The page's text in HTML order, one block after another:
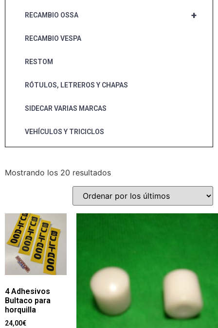
+
RECAMBIO OSSA
RECAMBIO VESPA
RESTOM
RÓTULOS, LETREROS Y CHAPAS
SIDECAR VARIAS MARCAS
VEHÍCULOS Y TRICICLOS
Mostrando los 20 resultados
4 Adhesivos
Bultaco para
horquilla
24,00€